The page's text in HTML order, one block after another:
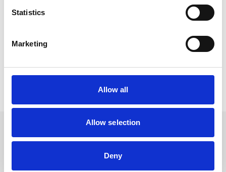
Statistics
Marketing
Allow all
Allow selection
Deny
Gratis verzending vanaf €50,-
Verzending €7,95 België
In winkelwagen